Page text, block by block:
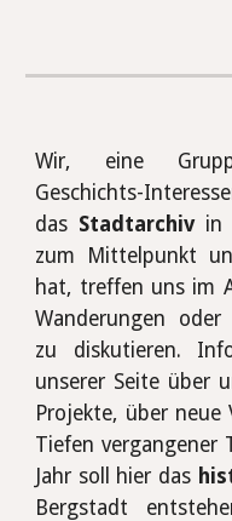
Wir, eine
Geschichts-
das Stadtarchiv in
zum Mittelpunkt
hat, treffen uns im
Wanderungen
zu diskutieren.
unserer Seite über
Projekte, über neue
Tiefen vergangener
Jahr soll hier das
Bergstadt